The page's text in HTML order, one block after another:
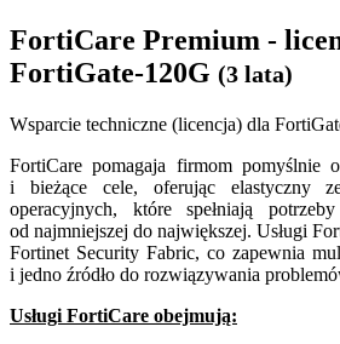
FortiCare Premium -
FortiGate-120G (3 lata)
Wsparcie techniczne (licencja) dla
FortiCare pomagaja firmom pomyślnie
i bieżące cele, oferując elastyczny
operacyjnych, które spełniają
od najmniejszej do największej. Usługi
Fortinet Security Fabric, co zapewnia
i jedno źródło do rozwiązywania
Usługi FortiCare obejmują: